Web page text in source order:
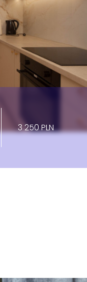
3 250 PLN